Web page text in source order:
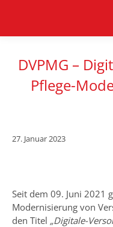
DVPMG –
Pflege-
27. Januar 2023
Seit dem 09. Juni 2021
Modernisierung von
den Titel „Digitale-